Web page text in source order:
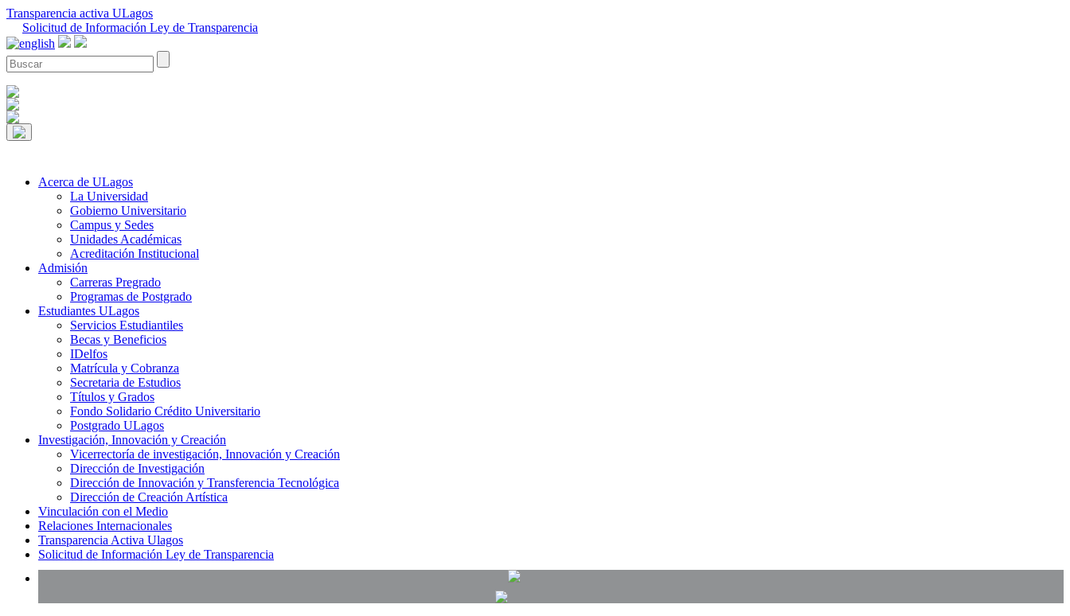
Transparencia activa ULagos
Solicitud de Información Ley de Transparencia
Acerca de ULagos
La Universidad
Gobierno Universitario
Campus y Sedes
Unidades Académicas
Acreditación Institucional
Admisión
Carreras Pregrado
Programas de Postgrado
Estudiantes ULagos
Servicios Estudiantiles
Becas y Beneficios
IDelfos
Matrícula y Cobranza
Secretaria de Estudios
Títulos y Grados
Fondo Solidario Crédito Universitario
Postgrado ULagos
Investigación, Innovación y Creación
Vicerrectoría de investigación, Innovación y Creación
Dirección de Investigación
Dirección de Innovación y Transferencia Tecnológica
Dirección de Creación Artística
Vinculación con el Medio
Relaciones Internacionales
Transparencia Activa Ulagos
Solicitud de Información Ley de Transparencia